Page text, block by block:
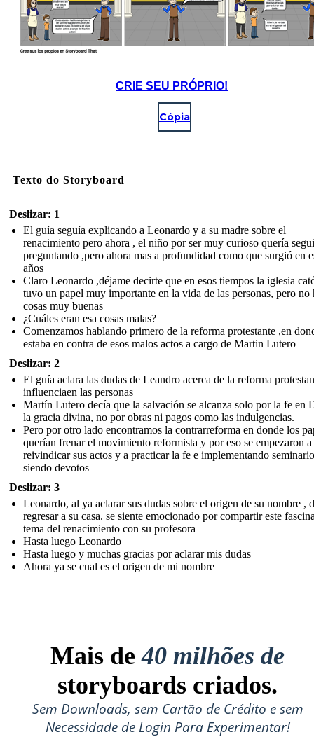
CRIE SEU PRÓPRIO!
Cópia
Texto do Storyboard
Deslizar: 1
El guía seguía explicando a Leonardo y a su madre sobre el
renacimiento pero ahora , el niño por ser muy curioso quería
preguntando ,pero ahora mas a profundidad como que surgió en
años
Claro Leonardo ,déjame decirte que en esos tiempos la iglesia
tuvo un papel muy importante en la vida de las personas, pero no
cosas muy buenas
¿Cuáles eran esa cosas malas?
Comenzamos hablando primero de la reforma protestante ,en
estaba en contra de esos malos actos a cargo de Martin Lutero
Deslizar: 2
El guía aclara las dudas de Leandro acerca de la reforma
influenciaen las personas
Martín Lutero decía que la salvación se alcanza solo por la fe en
la gracia divina, no por obras ni pagos como las indulgencias.
Pero por otro lado encontramos la contrarreforma en donde los
querían frenar el movimiento reformista y por eso se empezaron a
reivindicar sus actos y a practicar la fe e implementando
siendo devotos
Deslizar: 3
Leonardo, al ya aclarar sus dudas sobre el origen de su nombre ,
regresar a su casa. se siente emocionado por compartir este
tema del renacimiento con su profesora
Hasta luego Leonardo
Hasta luego y muchas gracias por aclarar mis dudas
Ahora ya se cual es el origen de mi nombre
Mais de40 milhões de
storyboards criados.
Sem Downloads, sem Cartão de Crédito e sem
Necessidade de Login Para Experimentar!